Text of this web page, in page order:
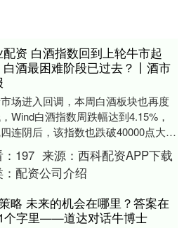
配资 白酒指数回到上轮牛市起
白酒最困难阶段已过去？丨酒市
场进入回调，本周白酒板块也再度
Wind白酒指数周跌幅达到4.15%，
连阴后，该指数也跌破40000点大
回到上轮白酒牛市起点附近。周中，
197 来源： 西科配资APP下载
配资公司介绍
略 未来的机会在哪里？答案在
个字里——道达对话牛博士